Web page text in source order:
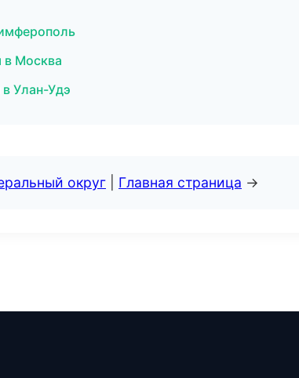
в Москва
Улан-Удэ
округ Главная страница →